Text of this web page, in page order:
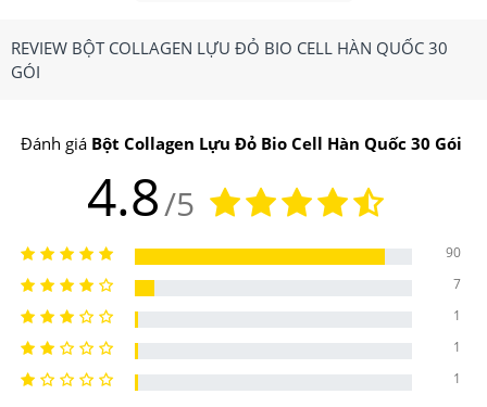
cường độ đàn hồi da
1.Bột Collagen Lựu Đỏ Bio Cell Hàn Quốc 30 Gói
Công dụng chính của
Bột Collagen Lựu Đỏ Bio Cell
Hàn Quốc 30 Gói
-Giúp da săn chắc, căng bóng, tăng cường độ đàn hồi da
REVIEW BỘT COLLAGEN LỰU ĐỎ BIO CELL HÀN QUỐC 30
GÓI
Đánh giá Bột Collagen Lựu Đỏ Bio Cell Hàn Quốc 30 Gói
4.8/5
90
7
1
1
1